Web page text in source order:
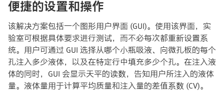
便捷的设置和操作
该解决方案包括一个图形用户界面 (GUI)。使用该界面，实
验室可根据具体要求进行测试，而不必每次都重新设置系
统。用户可通过 GUI 选择从哪个小瓶吸液、向微孔板的每个
孔注入多少液体，以及在特定行中填充多少个孔。在注入液
体的同时，GUI 会显示天平的读数，告知用户所注入的液体
量。液体量用于计算平均质量和注入量的差值系数 (CV)。